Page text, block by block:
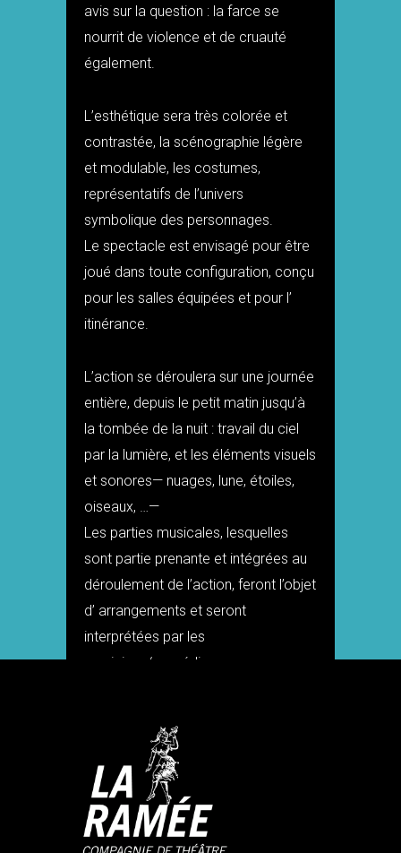
avis sur la question : la farce se
nourrit de violence et de cruauté
également.
L’esthétique sera très colorée et
contrastée, la scénographie légère
et modulable, les costumes,
représentatifs de l’univers
symbolique des personnages.
Le spectacle est envisagé pour être
joué dans toute configuration, conçu
pour les salles équipées et pour l’
itinérance.
L’action se déroulera sur une journée
entière, depuis le petit matin jusqu’à
la tombée de la nuit : travail du ciel
par la lumière, et les éléments visuels
et sonores— nuages, lune, étoiles,
oiseaux, …—
Les parties musicales, lesquelles
sont partie prenante et intégrées au
déroulement de l’action, feront l’objet
d’ arrangements et seront
interprétées par les
musiciens/comédiens.